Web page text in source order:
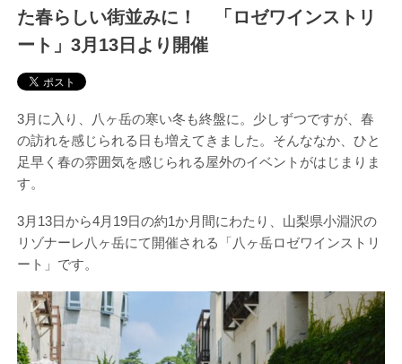
た春らしい街並みに！ 「ロゼワインストリ
ート」3月13日より開催
3月に入り、八ヶ岳の寒い冬も終盤に。少しずつですが、春
の訪れを感じられる日も増えてきました。そんななか、ひと
足早く春の雰囲気を感じられる屋外のイベントがはじまりま
す。
3月13日から4月19日の約1か月間にわたり、山梨県小淵沢の
リゾナーレ八ヶ岳にて開催される「八ヶ岳ロゼワインストリ
ート」です。